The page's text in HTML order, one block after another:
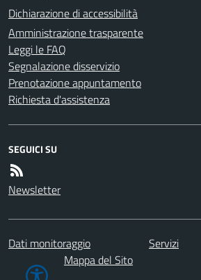
Dichiarazione di accessibilità
Amministrazione trasparente
Leggi le FAQ
Segnalazione disservizio
Prenotazione appuntamento
Richiesta d'assistenza
SEGUICI SU
Newsletter
Dati monitoraggio Servizi
Mappa del Sito